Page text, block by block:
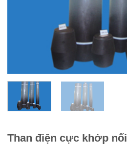
Than điện cực khớp nối